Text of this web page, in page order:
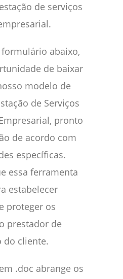
de serviços
abaixo,
de baixar
modelo de
de Serviços
pronto
de acordo com
específicas.
essa ferramenta
estabelecer
proteger os
prestador de
do cliente.
.doc abrange os